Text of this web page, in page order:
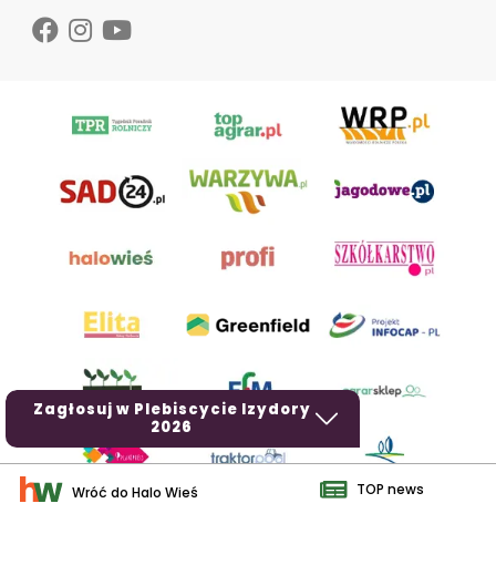
Zagłosuj w Plebiscycie Izydory
2026
Wróć do Halo Wieś TOP news